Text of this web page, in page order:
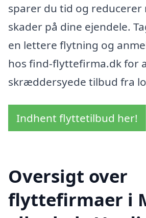
sparer du tid og reducerer
skader på dine ejendele.
en lettere flytning og
hos find-flyttefirma.dk for
skræddersyede tilbud fra
Indhent flyttetilbud her!
Oversigt over
flyttefirmaer i